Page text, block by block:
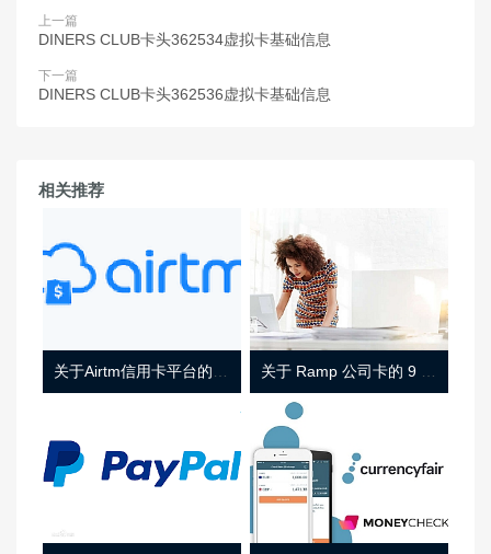
上一篇
DINERS CLUB卡头362534虚拟卡基础信息
下一篇
DINERS CLUB卡头362536虚拟卡基础信息
相关推荐